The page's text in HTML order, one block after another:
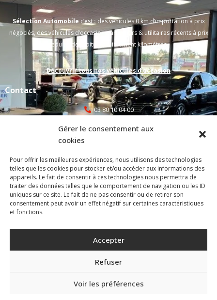
Gérer le consentement aux
cookies
Pour offrir les meilleures expériences, nous utilisons des technologies
telles que les cookies pour stocker et/ou accéder aux informations des
appareils. Le fait de consentir à ces technologies nous permettra de
traiter des données telles que le comportement de navigation ou les ID
uniques sur ce site. Le fait de ne pas consentir ou de retirer son
consentement peut avoir un effet négatif sur certaines caractéristiques
et fonctions.
Accepter
Refuser
Voir les préférences
Sélection Automobile c’est: des véhicules 0 km d’importation à prix
négociés, des véhicules d’occasion particuliers & utilitaires récents à prix
réduits, des voitures faiblement kilométrés.
Découvrir tous nos véhicules d’occasion
Contact
03 80 10 04 00
selecauto@orange.fr
1C Rue de la Plucharde, 21110 Bretenière
Mentions légales
Politique de cookies (UE)
Site réalisé par VBAUDRY – Création, refonte et maintenance de